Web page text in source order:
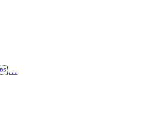
…